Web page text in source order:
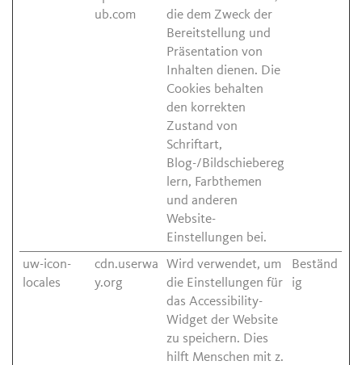
ub.com
die dem Zweck der
Bereitstellung und
Präsentation von
Inhalten dienen. Die
Cookies behalten
den korrekten
Zustand von
Schriftart,
Blog-/Bildschiebereg
lern, Farbthemen
und anderen
Website-
Einstellungen bei.
uw-icon-
locales
cdn.userwa
y.org
Wird verwendet, um
die Einstellungen für
das Accessibility-
Widget der Website
zu speichern. Dies
hilft Menschen mit z.
Beständ
ig